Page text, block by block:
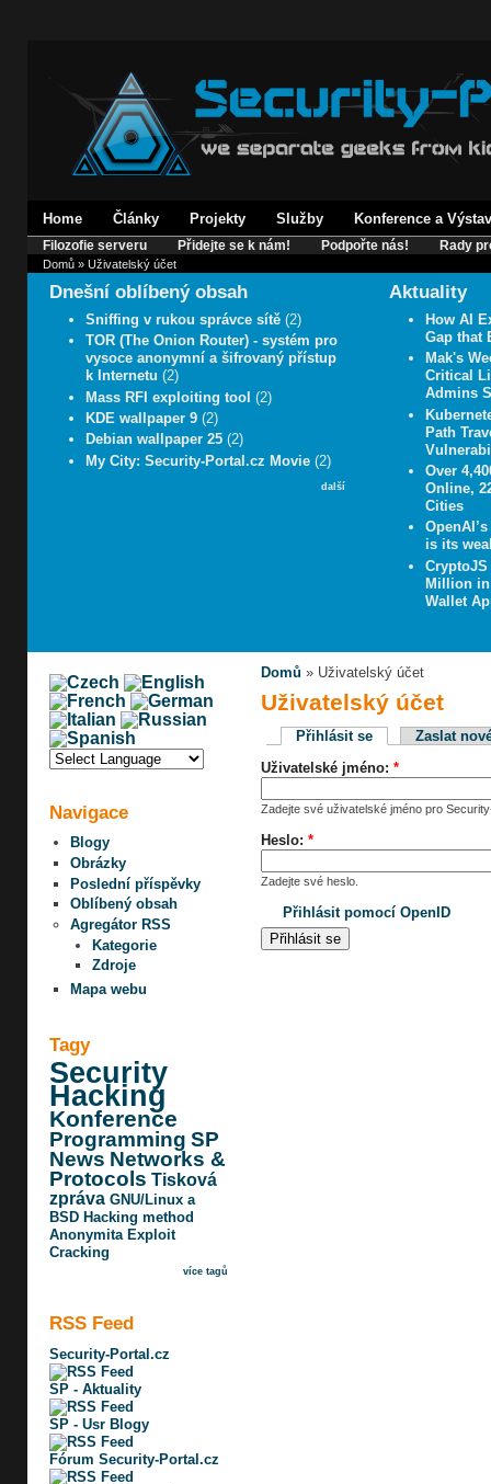
Home Články Projekty Služby Konference a
Filozofie serveru Přidejte se k nám! Podpořte nás! Rady
Domů» Uživatelský účet
Dnešní oblíbený obsah
Sniffing v rukou správce sítě (2)
TOR (The Onion Router) - systém pro
vysoce anonymní a šifrovaný přístup
k Internetu (2)
Mass RFI exploiting tool (2)
KDE wallpaper 9 (2)
Debian wallpaper 25 (2)
My City: Security-Portal.cz Movie (2)
další
Aktuality
How AI
Gap that
Mak's
Critical
Admins
Path
Over
Online,
Cities
is its
CryptoJS
Million in
Wallet
Navigace
Blogy
Obrázky
Poslední příspěvky
Oblíbený obsah
Agregátor RSS
Kategorie
Zdroje
Mapa webu
Tagy
Security
Hacking
Konference
Programming SP
News Networks &
Protocols Tisková
zpráva GNU/Linux a
BSD Hacking method
Anonymita Exploit
Cracking
více tagů
RSS Feed
Security-Portal.cz
SP - Aktuality
SP - Usr Blogy
Fórum Security-Portal.cz
Domů » Uživatelský účet
Uživatelský účet
Přihlásit se
Zaslat
Uživatelské jméno: *
Zadejte své uživatelské jméno pro
Heslo: *
Zadejte své heslo.
Přihlásit pomocí OpenID